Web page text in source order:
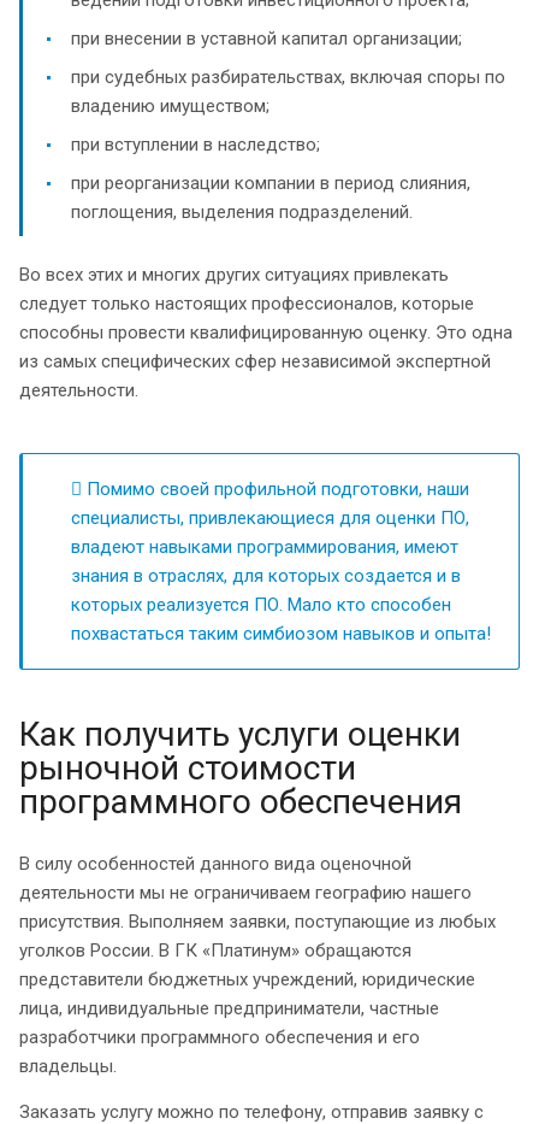
при внесении в уставной капитал организации;
при судебных разбирательствах, включая споры по
владению имуществом;
при вступлении в наследство;
при реорганизации компании в период слияния,
поглощения, выделения подразделений.
Во всех этих и многих других ситуациях привлекать
следует только настоящих профессионалов, которые
способны провести квалифицированную оценку. Это одна
из самых специфических сфер независимой экспертной
деятельности.
Помимо своей профильной подготовки, наши
специалисты, привлекающиеся для оценки ПО,
владеют навыками программирования, имеют
знания в отраслях, для которых создается и в
которых реализуется ПО. Мало кто способен
похвастаться таким симбиозом навыков и опыта!
Как получить услуги оценки
рыночной стоимости
программного обеспечения
В силу особенностей данного вида оценочной
деятельности мы не ограничиваем географию нашего
присутствия. Выполняем заявки, поступающие из любых
уголков России. В ГК «Платинум» обращаются
представители бюджетных учреждений, юридические
лица, индивидуальные предприниматели, частные
разработчики программного обеспечения и его
владельцы.
Заказать услугу можно по телефону, отправив заявку с